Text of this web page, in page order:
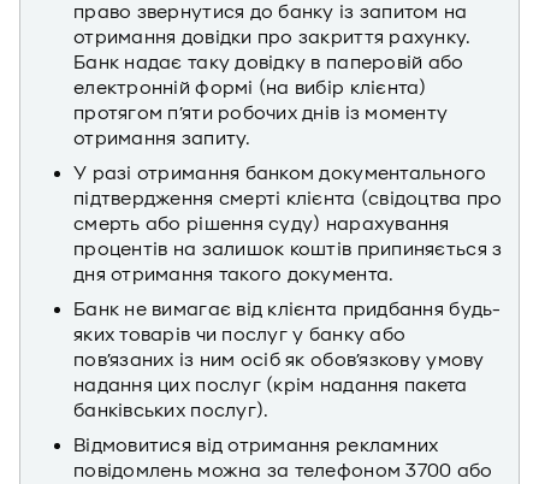
право звернутися до банку із запитом на
отримання довідки про закриття рахунку.
Банк надає таку довідку в паперовій або
електронній формі (на вибір клієнта)
протягом п’яти робочих днів із моменту
отримання запиту.
У разі отримання банком документального
підтвердження смерті клієнта (свідоцтва про
смерть або рішення суду) нарахування
процентів на залишок коштів припиняється з
дня отримання такого документа.
Банк не вимагає від клієнта придбання будь-
яких товарів чи послуг у банку або
пов’язаних із ним осіб як обов’язкову умову
надання цих послуг (крім надання пакета
банківських послуг).
Відмовитися від отримання рекламних
повідомлень можна за телефоном 3700 або